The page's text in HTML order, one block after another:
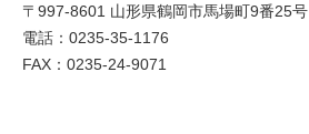
〒997-8601 山形県鶴岡市馬場町9番25号
電話：0235-35-1176
FAX：0235-24-9071